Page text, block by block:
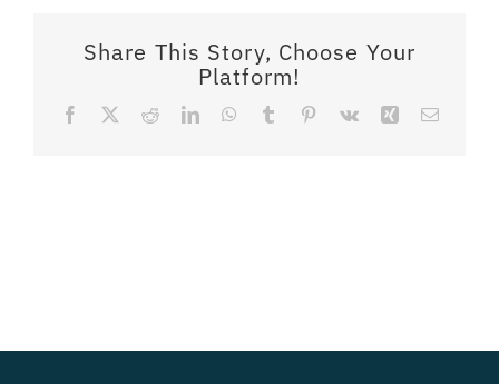
Share This Story, Choose Your
Platform!
Facebook RedditLinkedInWhatsApp
Tumblr Pinterest
Vk Xing Email